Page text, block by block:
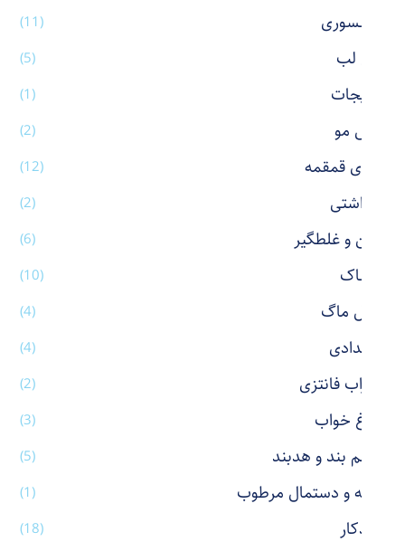
اکسسوری (11)
بالم لب (5)
بدلیجات (1)
برس مو (2)
بطری قمقمه (12)
بهداشتی (2)
پاکن و غلطگیر (6)
پوشاک (10)
تراول ماگ (4)
جامدادی (4)
جوراب فانتزی (2)
چراغ خواب (3)
چشم بند و هدبند (5)
حوله و دستمال مرطوب (1)
خودکار (18)